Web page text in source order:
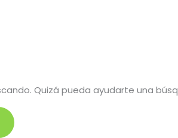
Quizá pueda ayudarte una